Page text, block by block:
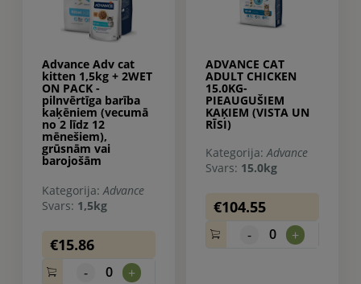
Advance Adv cat
kitten 1,5kg + 2WET
ON PACK -
pilnvērtīga barība
kaķēniem (vecumā
no 2 līdz 12
mēnešiem),
grūsnām vai
barojošām
kaķenēm (sausā
barība un konservi).
Kategorija:Advance
Svars: 1,5kg
€15.86
- 0 +
ADVANCE CAT
ADULT CHICKEN
15.0KG-
PIEAUGUŠIEM
KAĶIEM (VISTA UN
RĪSI)
Kategorija:Advance
Svars: 15.0kg
€104.55
- 0 +